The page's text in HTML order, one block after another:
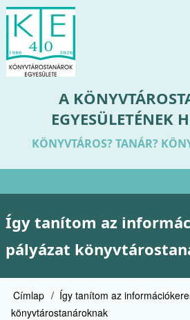
Ugrás
tartalomra
A
EGYESÜLETÉNEK
KÖNYVTÁROS? TANÁR?
Felső
menü
Így tanítom az
pályázat
Morzsa
Címlap
Így tanítom az
könyvtárostanároknak